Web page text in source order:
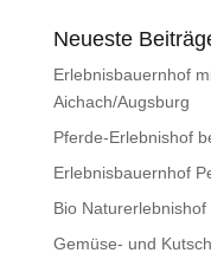
Neueste
Erlebnisbauernhof
Aichach/Augsburg
Pferde-Erlebnishof
Erlebnisbauernhof
Bio Naturerlebnishof
Gemüse- und